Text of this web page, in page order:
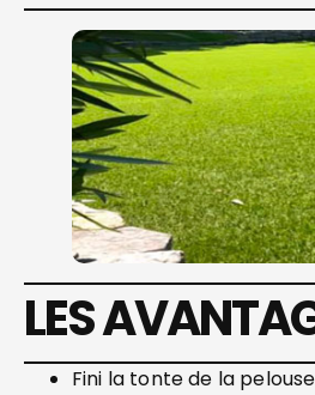
LES
Fini la tonte de la